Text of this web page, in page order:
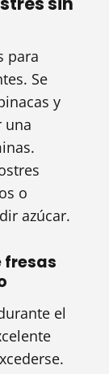
para
Se
y
una
o
azúcar.
fresas
el